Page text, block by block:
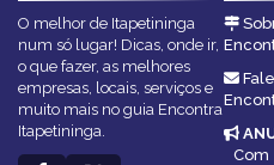
O melhor de Itapetininga
num só lugar! Dicas, onde ir,
o que fazer, as melhores
empresas, locais, serviços e
muito mais no guia Encontra
Itapetininga.
Com